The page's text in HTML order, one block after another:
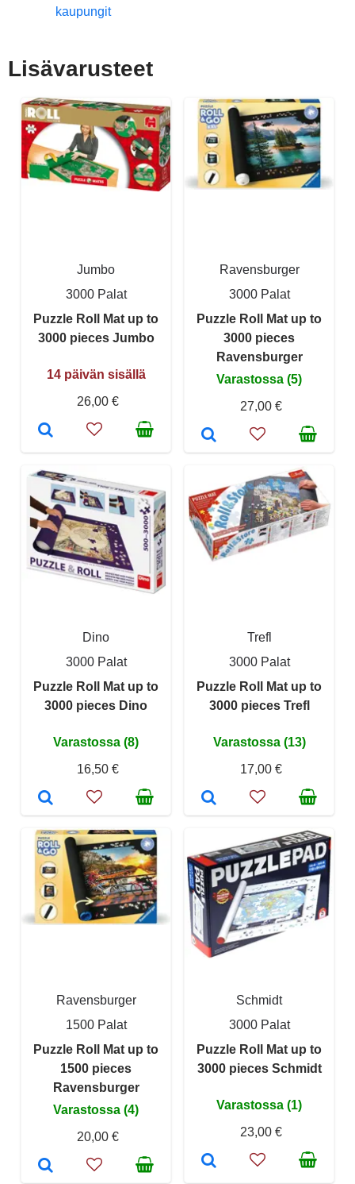
kaupungit
Lisävarusteet
Jumbo
3000 Palat
Puzzle Roll Mat up to
3000 pieces Jumbo
14 päivän sisällä
26,00 €
Ravensburger
3000 Palat
Puzzle Roll Mat up to
3000 pieces
Ravensburger
Varastossa (5)
27,00 €
Dino
3000 Palat
Puzzle Roll Mat up to
3000 pieces Dino
Varastossa (8)
16,50 €
Trefl
3000 Palat
Puzzle Roll Mat up to
3000 pieces Trefl
Varastossa (13)
17,00 €
Ravensburger
1500 Palat
Puzzle Roll Mat up to
1500 pieces
Ravensburger
Varastossa (4)
20,00 €
Schmidt
3000 Palat
Puzzle Roll Mat up to
3000 pieces Schmidt
Varastossa (1)
23,00 €